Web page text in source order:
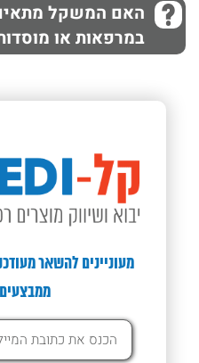
האם המשקל
במרפאות או
מעוניינים להשאר
ממבצעים